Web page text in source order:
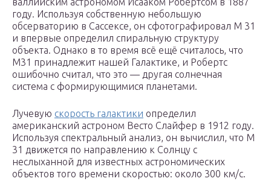
году. Используя собственную небольшую
обсерваторию в Сассексе, он сфотографировал M 31
и впервые определил спиральную структуру
объекта. Однако в то время всё ещё считалось, что
М31 принадлежит нашей Галактике, и Робертс
ошибочно считал, что это — другая солнечная
система с формирующимися планетами.
Лучевую скорость галактики определил
американский астроном Весто Слайфер в 1912 году.
Используя спектральный анализ, он вычислил, что M
31 движется по направлению к Солнцу с
неслыханной для известных астрономических
объектов того времени скоростью: около 300 км/с.